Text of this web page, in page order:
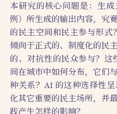
本研究的核心问题是：生成
例）所生成的输出内容，究
的民主空间和民主参与形
倾向于正式的、制度化的民
的、对抗性的民众参与？
间在城市中如何分布，它们
种关系？AI 的这种选择性
化其它重要的民主场所，并
践产生怎样的影响？